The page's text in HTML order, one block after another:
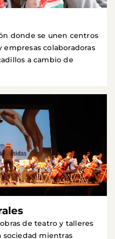
donde se unen centros
colaboradoras
a cambio de
de teatro y talleres
sociedad mientras